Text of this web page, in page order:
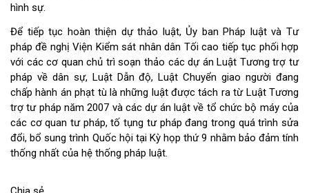
hình sự.
Để tiếp tục hoàn thiện dự thảo luật, Ủy ban Pháp luật và Tư
pháp đề nghị Viện Kiểm sát nhân dân Tối cao tiếp tục phối hợp
với các cơ quan chủ trì soạn thảo các dự án Luật Tương trợ tư
pháp về dân sự, Luật Dẫn độ, Luật Chuyển giao người đang
chấp hành án phạt tù là những luật được tách ra từ Luật Tương
trợ tư pháp năm 2007 và các dự án luật về tổ chức bộ máy của
các cơ quan tư pháp, tố tụng tư pháp đang trong quá trình sửa
đổi, bổ sung trình Quốc hội tại Kỳ họp thứ 9 nhằm bảo đảm tính
thống nhất của hệ thống pháp luật.